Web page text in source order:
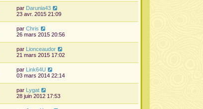
par Darunia43
23 avr. 2015 21:09
par Chris
26 mars 2015 20:56
par Lionceaudor
21 mars 2015 17:02
par Link64U
03 mars 2014 22:14
par Lygat
28 juin 2012 17:53